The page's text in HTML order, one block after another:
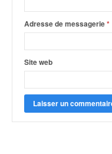
Adresse de messagerie*
Site web